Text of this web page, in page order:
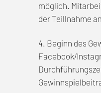
möglich.
der Teillnahme
4. Beginn des
Facebook/